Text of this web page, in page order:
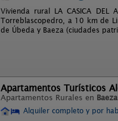
Vivienda rural LA CASICA DEL
Torreblascopedro, a 10 km de
de Úbeda y Baeza (ciudades
Apartamentos Turísticos
Apartamentos Rurales en Baeza
Alquiler completo y por